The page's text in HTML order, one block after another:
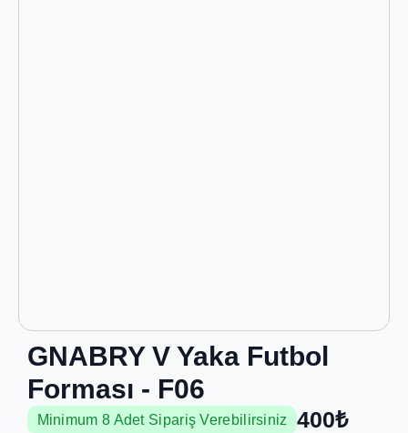
GNABRY V Yaka Futbol
Forması - F06
Minimum 8 Adet Sipariş Verebilirsiniz 400₺